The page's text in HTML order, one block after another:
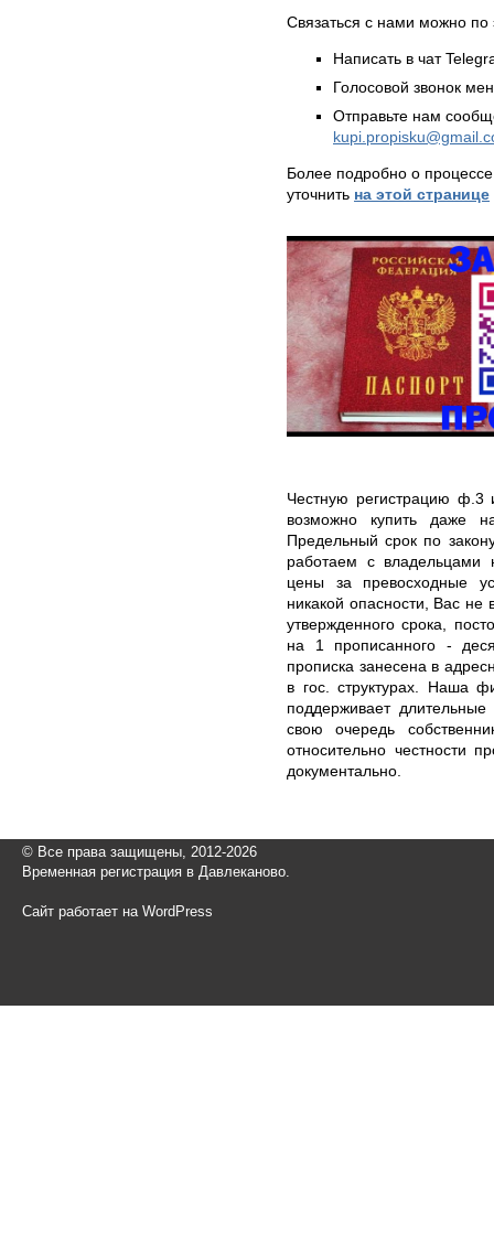
Связаться с нами можно по
Написать в чат
Голосовой звонок
Отправьте нам
Более подробно о
уточнить на этой странице
Честную регистрацию ф.3
возможно купить даже
Предельный срок по
работаем с владельцами
цены за превосходные
никакой опасности, Вас не
утвержденного срока,
на 1 прописанного -
прописка занесена в
в гос. структурах. Наша
поддерживает
свою очередь
относительно честности
документально.
© Все права защищены, 2012-2026
Временная регистрация в Давлеканово.
Сайт работает на WordPress